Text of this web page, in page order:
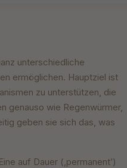
unterschiedliche
ermöglichen. Hauptziel ist
zu unterstützen, die
genauso wie Regenwürmer,
geben sie sich das, was
auf Dauer (‚permanent’)